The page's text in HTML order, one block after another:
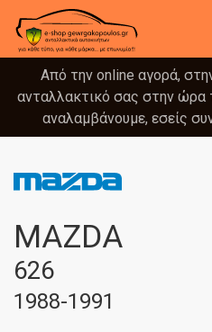
Από την online αγορά,
ανταλλακτικό σας στην ώρα
αναλαμβάνουμε, εσείς
MAZDA
626
1988-1991